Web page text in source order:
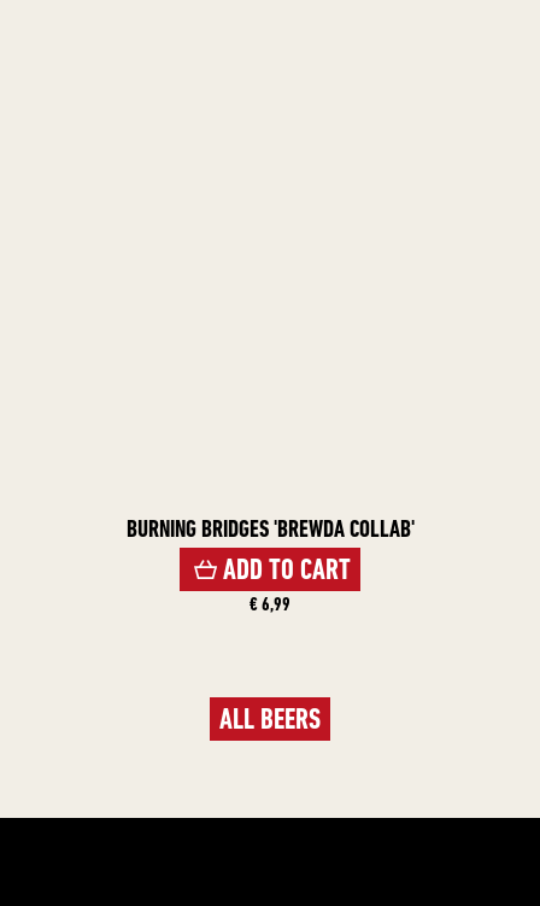
BURNING BRIDGES 'BREWDA COLLAB'
ADD TO CART
€ 6,99
ALL BEERS